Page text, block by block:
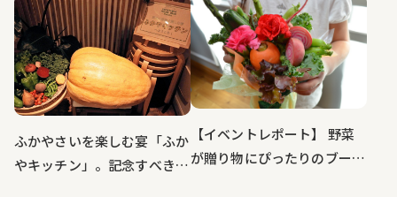
ふかやさいを楽しむ宴「ふか
やキッチン」。記念すべき第
【イベントレポート】 野菜
が贈り物にぴったりのブーケ